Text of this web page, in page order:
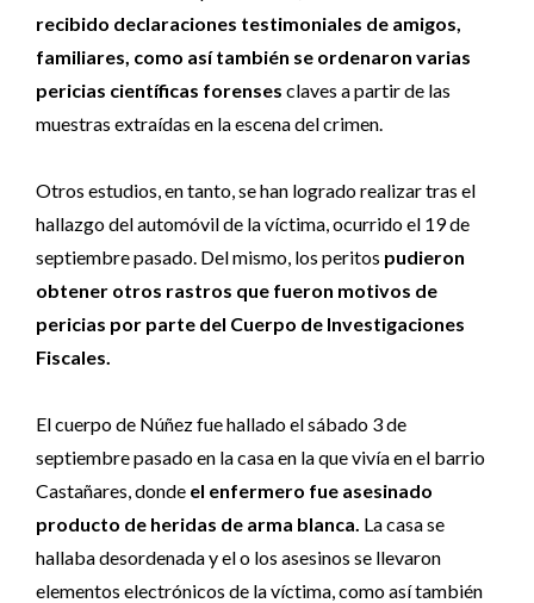
recibido declaraciones testimoniales de amigos,
familiares, como así también se ordenaron varias
pericias científicas forenses claves a partir de las
muestras extraídas en la escena del crimen.
Otros estudios, en tanto, se han logrado realizar tras el
hallazgo del automóvil de la víctima, ocurrido el 19 de
septiembre pasado. Del mismo, los peritos pudieron
obtener otros rastros que fueron motivos de
pericias por parte del Cuerpo de Investigaciones
Fiscales.
El cuerpo de Núñez fue hallado el sábado 3 de
septiembre pasado en la casa en la que vivía en el barrio
Castañares, donde el enfermero fue asesinado
producto de heridas de arma blanca. La casa se
hallaba desordenada y el o los asesinos se llevaron
elementos electrónicos de la víctima, como así también